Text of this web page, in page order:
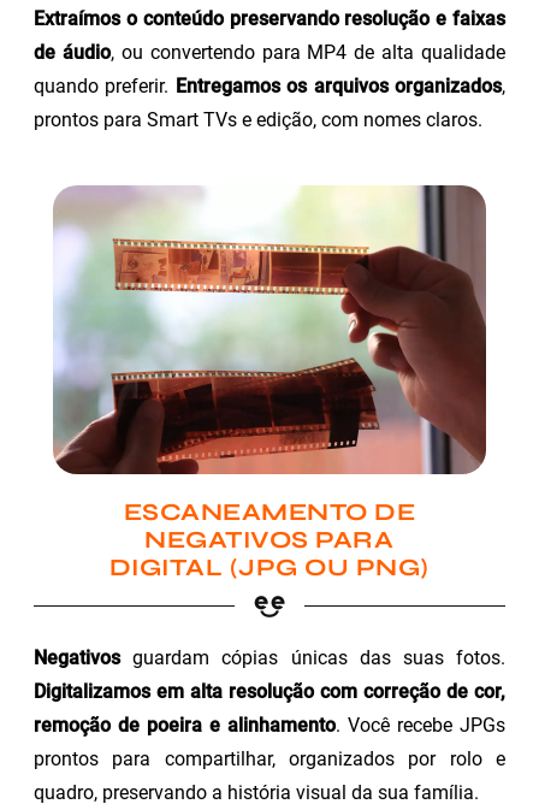
Extraímos o conteúdo preservando resolução e faixas
de áudio, ou convertendo para MP4 de alta qualidade
quando preferir. Entregamos os arquivos organizados,
prontos para Smart TVs e edição, com nomes claros.
ESCANEAMENTO DE
NEGATIVOS PARA
DIGITAL (JPG OU PNG)
Negativosguardam cópias únicas das suas fotos.
Digitalizamos em alta resolução com correção de cor,
remoção de poeira e alinhamento. Você recebe JPGs
prontos para compartilhar, organizados por rolo e
quadro, preservando a história visual da sua família.